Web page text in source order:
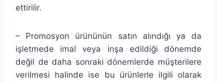
ettirilir.
– Promosyon ürününün satın alındığı ya da
işletmede imal veya inşa edildiği dönemde
değil de daha sonraki dönemlerde müşterilere
verilmesi halinde ise bu ürünlerle ilgili olarak